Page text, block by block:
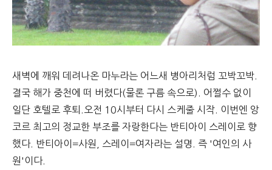
새벽에 깨워 데려나온 마누라는 어느새 병아리처럼 꼬박꼬박.
결국 해가 중천에 떠 버렸다(물론 구름 속으로). 어쩔수 없이
일단 호텔로 후퇴.오전 10시부터 다시 스케줄 시작. 이번엔 앙
코르 최고의 정교한 부조를 자랑한다는 반티아이 스레이로 향
했다. 반티아이=사원, 스레이=여자라는 설명. 즉 '여인의 사
원'이다.